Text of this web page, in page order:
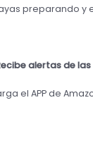
preparando y
alertas de
el APP de